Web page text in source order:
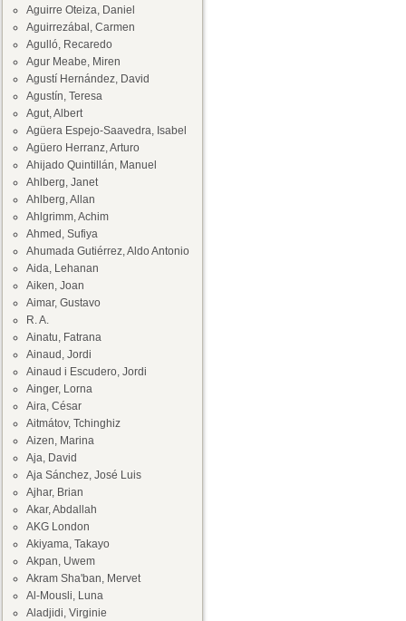
Aguirre Oteiza, Daniel
Aguirrezábal, Carmen
Agulló, Recaredo
Agur Meabe, Miren
Agustí Hernández, David
Agustín, Teresa
Agut, Albert
Agüera Espejo-Saavedra, Isabel
Agüero Herranz, Arturo
Ahijado Quintillán, Manuel
Ahlberg, Janet
Ahlberg, Allan
Ahlgrimm, Achim
Ahmed, Sufiya
Ahumada Gutiérrez, Aldo Antonio
Aida, Lehanan
Aiken, Joan
Aimar, Gustavo
R. A.
Ainatu, Fatrana
Ainaud, Jordi
Ainaud i Escudero, Jordi
Ainger, Lorna
Aira, César
Aitmátov, Tchinghiz
Aizen, Marina
Aja, David
Aja Sánchez, José Luis
Ajhar, Brian
Akar, Abdallah
AKG London
Akiyama, Takayo
Akpan, Uwem
Akram Sha'ban, Mervet
Al-Mousli, Luna
Aladjidi, Virginie